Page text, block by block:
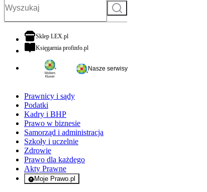
Szukaj
Sklep LEX.plotwiera się w nowej karcie
Księgarnia profinfo.plotwiera się w nowej karcie
Nasze serwisy
Prawnicy i sądy
Podatki
Kadry i BHP
Prawo w biznesie
Samorząd i administracja
Szkoły i uczelnie
Zdrowie
Prawo dla każdego
Akty Prawne
Moje Prawo.pl
- rejestracja i logowanie do serwisu